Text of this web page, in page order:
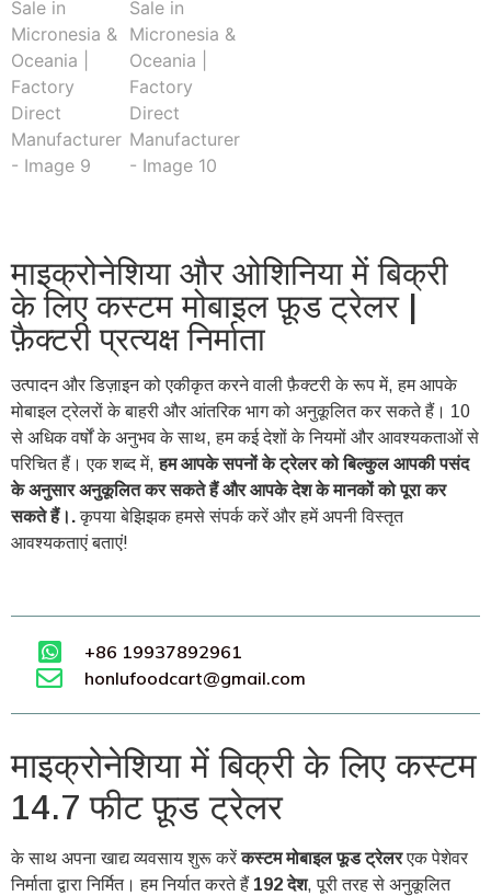
माइक्रोनेशिया और ओशिनिया में बिक्री
के लिए कस्टम मोबाइल फ़ूड ट्रेलर |
फ़ैक्टरी प्रत्यक्ष निर्माता
उत्पादन और डिज़ाइन को एकीकृत करने वाली फ़ैक्टरी के रूप में, हम आपके
मोबाइल ट्रेलरों के बाहरी और आंतरिक भाग को अनुकूलित कर सकते हैं। 10
से अधिक वर्षों के अनुभव के साथ, हम कई देशों के नियमों और आवश्यकताओं से
परिचित हैं। एक शब्द में,हम आपके सपनों के ट्रेलर को बिल्कुल आपकी पसंद
के अनुसार अनुकूलित कर सकते हैं और आपके देश के मानकों को पूरा कर
सकते हैं।.कृपया बेझिझक हमसे संपर्क करें और हमें अपनी विस्तृत
आवश्यकताएं बताएं!
+86 19937892961
honlufoodcart@gmail.com
माइक्रोनेशिया में बिक्री के लिए कस्टम
14.7 फीट फ़ूड ट्रेलर
के साथ अपना खाद्य व्यवसाय शुरू करेंकस्टम मोबाइल फूड ट्रेलरएक पेशेवर
निर्माता द्वारा निर्मित। हम निर्यात करते हैं 192 देश, पूरी तरह से अनुकूलित